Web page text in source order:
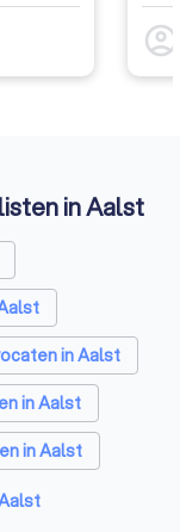
account_circle
in Aalst
in Aalst
in Aalst
in Aalst
in Aalst